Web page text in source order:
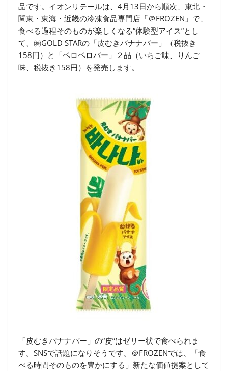
品です。イオンリテールは、4月13日から順次、東北・
関東・東海・近畿の冷凍食品専門店「＠FROZEN」で、
食べる過程そのものが楽しくなる“体験型アイス”とし
て、㈱GOLD STARの「皮むきバナナバー」（税抜き
158円）と「ベロベロバー」２品（いちご味、りんご
味、税抜き158円）を発売します。
「皮むきバナナバー」の“皮”はゼリー状で食べられま
す。SNSで話題になりそうです。＠FROZENでは、「食
べる時間そのものを豊かにする」新たな価値提案として